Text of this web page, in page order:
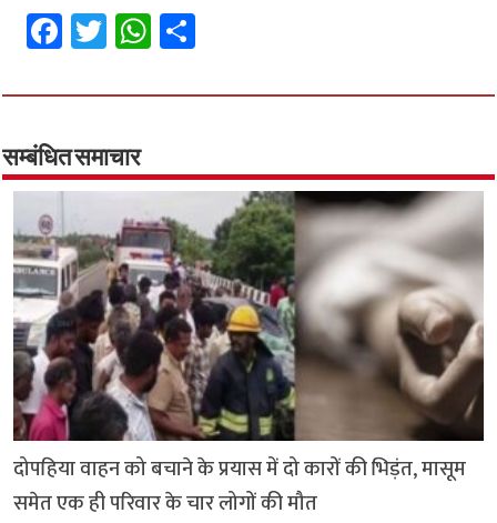
Fa
ce
b
o
o
k
T
wi
tt
er
W
h
at
p
p
ar
सम्बंधित समाचार
दोपहिया वाहन को बचाने के प्रयास में दो कारों की भिड़ंत, मासूम
समेत एक ही परिवार के चार लोगों की मौत